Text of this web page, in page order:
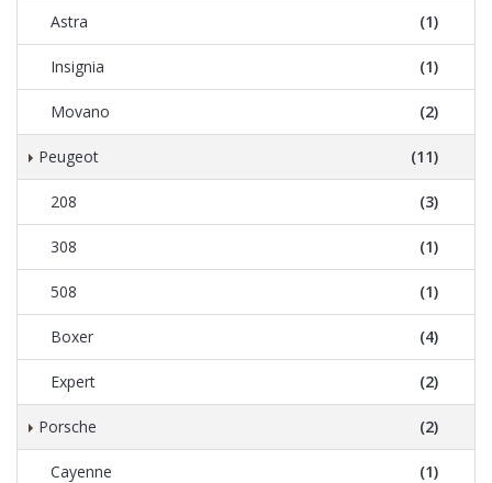
Astra (1)
Insignia (1)
Movano (2)
Peugeot (11)
208 (3)
308 (1)
508 (1)
Boxer (4)
Expert (2)
Porsche (2)
Cayenne (1)